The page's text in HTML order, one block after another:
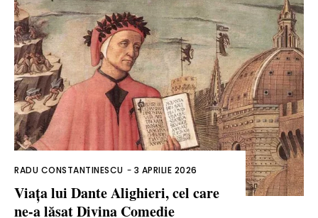
RADU CONSTANTINESCU - 3 APRILIE 2026
Viața lui Dante Alighieri, cel care
ne-a lăsat Divina Comedie